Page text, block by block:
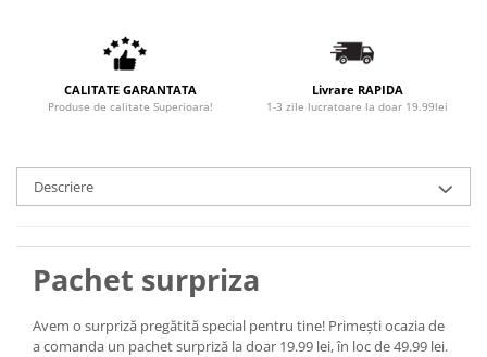
CALITATE GARANTATA
Produse de calitate Superioara!
Livrare RAPIDA
1-3 zile lucratoare la doar 19.99lei
Descriere
Pachet surpriza
Avem o surpriză pregătită special pentru tine! Primești ocazia de
a comanda un pachet surpriză la doar 19.99 lei, în loc de 49.99 lei.